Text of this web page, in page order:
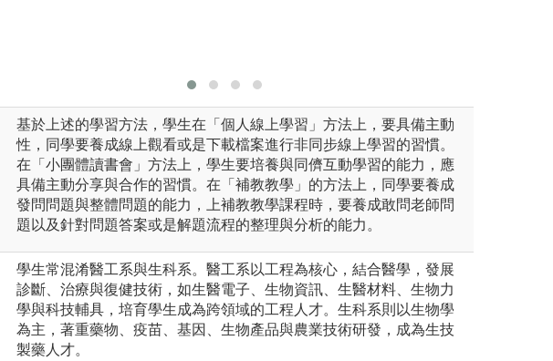
基於上述的學習方法，學生在「個人線上學習」方法上，要具備主動
性，同學要養成線上觀看或是下載檔案進行非同步線上學習的習慣。
在「小團體讀書會」方法上，學生要培養與同儕互動學習的能力，應
具備主動分享與合作的習慣。在「補教教學」的方法上，同學要養成
發問問題與整體問題的能力，上補教教學課程時，要養成敢問老師問
題以及針對問題答案或是解題流程的整理與分析的能力。
學生常混淆醫工系與生科系。醫工系以工程為核心，結合醫學，發展
診斷、治療與復健技術，如生醫電子、生物資訊、生醫材料、生物力
學與科技輔具，培育學生成為跨領域的工程人才。生科系則以生物學
為主，著重藥物、疫苗、基因、生物產品與農業技術研發，成為生技
製藥人才。